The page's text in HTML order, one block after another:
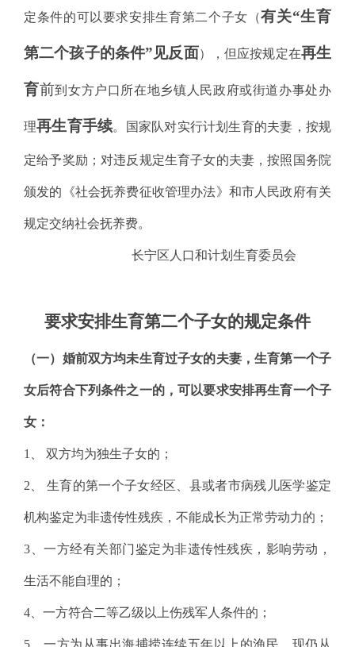
定条件的可以要求安排生育第二个子女（有关“生育
第二个孩子的条件”见反面），但应按规定在再生
育前到女方户口所在地乡镇人民政府或街道办事处办
理再生育手续。国家队对实行计划生育的夫妻，按规
定给予奖励；对违反规定生育子女的夫妻，按照国务院
颁发的《社会抚养费征收管理办法》和市人民政府有关
规定交纳社会抚养费。
长宁区人口和计划生育委员会
要求安排生育第二个子女的规定条件
（一）婚前双方均未生育过子女的夫妻，生育第一个子
女后符合下列条件之一的，可以要求安排再生育一个子
女：
1 双方均为独生子女的；
2 生育的第一个子女经区、县或者市病残儿医学鉴定
机构鉴定为非遗传性残疾，不能成长为正常劳动力的；
3 、一方经有关部门鉴定为非遗传性残疾，影响劳动，
生活不能自理的；
4 、一方符合二等乙级以上伤残军人条件的；
5 、一方为从事出海捕捞连续五年以上的渔民，现仍从